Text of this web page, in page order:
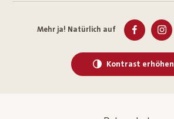
Mehr ja! Natürlich auf
Kontrast erhöhen